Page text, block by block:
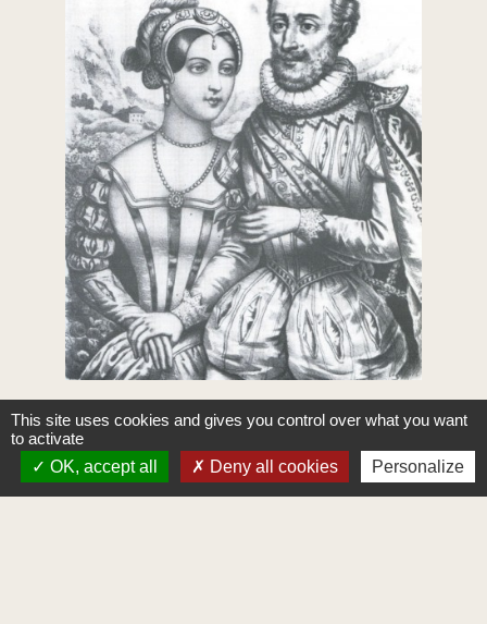
La motte ou butte féodale du XI ème siècle
! Propriété privée !
This site uses cookies and gives you control over what you want
to activate
OK, accept all
Deny all cookies Personalize